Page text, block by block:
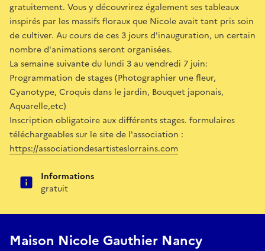
gratuitement. Vous y découvrirez également ses tableaux
inspirés par les massifs floraux que Nicole avait tant pris soin
de cultiver. Au cours de ces 3 jours d'inauguration, un certain
nombre d'animations seront organisées.
La semaine suivante du lundi 3 au vendredi 7 juin:
Programmation de stages (Photographier une fleur,
Cyanotype, Croquis dans le jardin, Bouquet japonais,
Aquarelle,etc)
Inscription obligatoire aux différents stages. formulaires
téléchargeables sur le site de l'association :
https://associationdesartisteslorrains.com
Informations
gratuit
Maison Nicole Gauthier Nancy